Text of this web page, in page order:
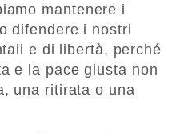
mantenere i
difendere i nostri
e di libertà, perché
e la pace giusta non
una ritirata o una